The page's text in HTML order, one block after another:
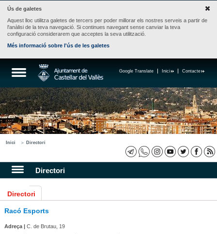
Ús de galetes
Aquest lloc utilitza galetes de tercers per poder millorar els nostres serveis a partir de
l'anàlisi de la teva navegació. Si continues navegant sense canviar la teva
configuració considerarem que acceptes la seva utilització.
Més informació sobre l'ús de les galetes
Contacte
Inici
Google Translate
Inici Directori
Directori
Directori
Racó Esports
Adreça |C. de Brutau, 19